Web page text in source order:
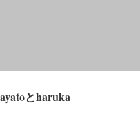
とharuka